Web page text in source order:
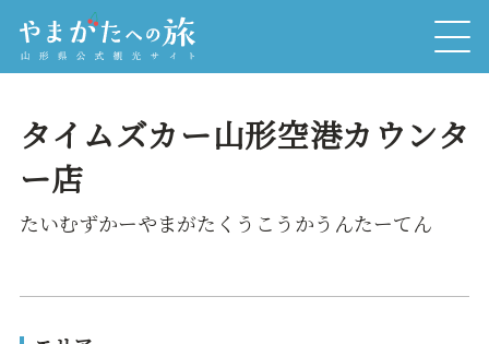
タイムズカー山形空港カウンタ
ー店
たいむずかーやまがたくうこうかうんたーてん